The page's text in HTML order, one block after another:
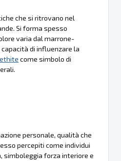
che si ritrovano nel
Si forma spesso
varia dal marrone-
di influenzare la
come simbolo di
personale, qualità che
percepiti come individui
forza interiore e